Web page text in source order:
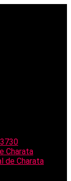
Charata
de Charata